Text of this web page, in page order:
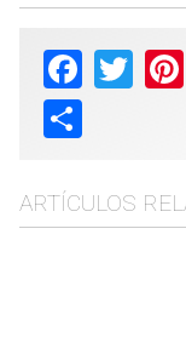
Facebook
Twitter
Share
ARTÍCULOS